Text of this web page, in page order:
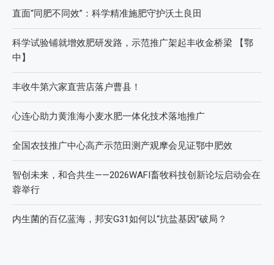
直面“同肥不同效”：科学精准施肥守护沃土良田
科学试验铺就增效肥研发路，示范推广架起丰收金桥梁 【鄂
中】
丰收牛第六家直营店落户曹县！
心连心助力黄淮海小麦水肥一体化技术落地推广
全国农技推广中心高产示范田测产观摩会见证鄂中肥效
智创未来，和合共生——2026WAFI畜牧科技创新论坛启动会在
蓉举行
内生菌的百亿蓝海，邦安G31如何以“抗盐基因”破局？